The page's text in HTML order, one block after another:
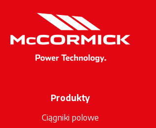
Produkty
Ciągniki polowe